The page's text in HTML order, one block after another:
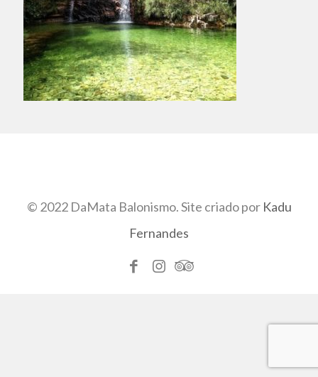
© 2022 DaMata Balonismo. Site criado por Kadu
Fernandes